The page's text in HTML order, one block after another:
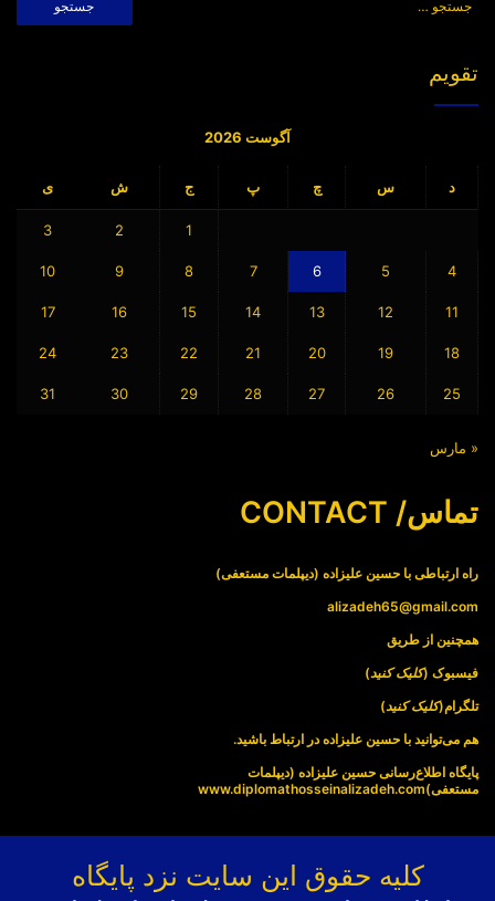
تقویم
آگوست 2026
د س چ پ ج ش ی
1
2
3
4
5
6
7
8
9
10
11
12
13
14
15
16
17
18
19
20
21
22
23
24
25
26
27
28
29
30
31
« مارس
تماس/ CONTACT
راه ارتباطی با حسین علیزاده (دیپلمات مستعفی)
alizadeh65@gmail.com
همچنین از طریق
فیسبوک (کلیک کنید)
تلگرام(کلیک کنید)
هم می‌توانید با حسین علیزاده در ارتباط باشید.
پایگاه اطلاع‌رسانی حسین علیزاده (دیپلمات
مستعفی)www.diplomathosseinalizadeh.com
کلیه حقوق این سایت نزد پایگاه